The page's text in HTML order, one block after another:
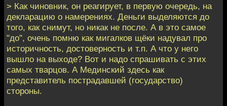
> Как чиновник, он реагирует, в первую очередь, на
декларацию о намерениях. Деньги выделяются до
того, как снимут, но никак не после. А в это самое
"до", очень помню как мигалков щёки надувал про
историчность, достоверность и т.п. А что у него
вышло на выходе? Вот и надо спрашивать с этих
самых тварцов. А Мединский здесь как
представитель пострадавшей (государство)
стороны.